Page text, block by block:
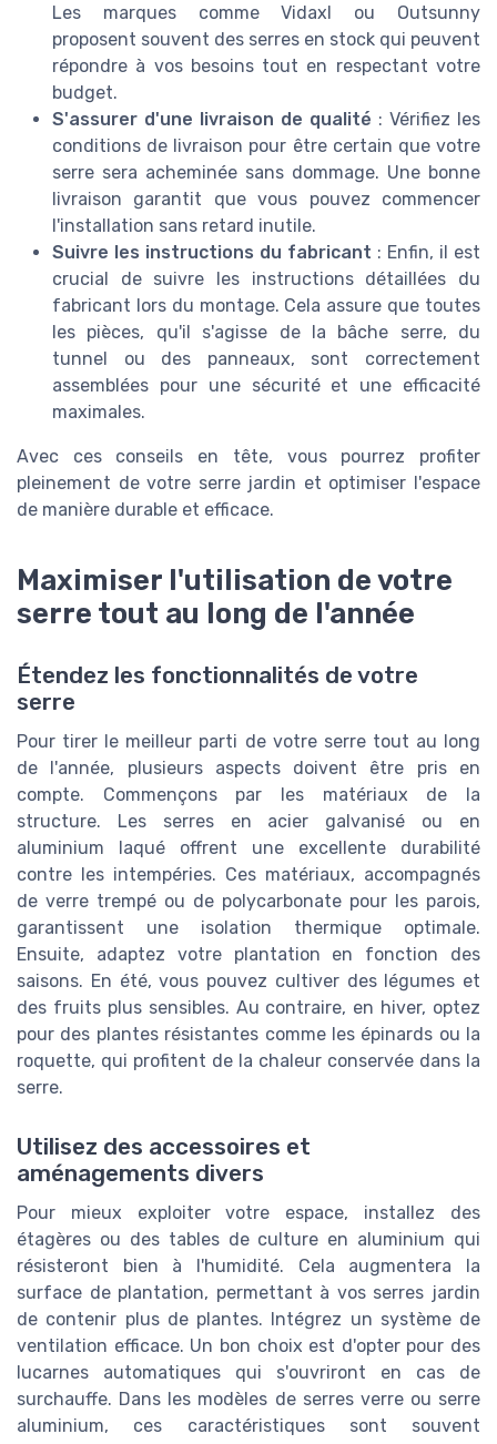
Les marques comme Vidaxl ou Outsunny
proposent souvent des serres en stock qui peuvent
répondre à vos besoins tout en respectant votre
budget.
S'assurer d'une livraison de qualité : Vérifiez les
conditions de livraison pour être certain que votre
serre sera acheminée sans dommage. Une bonne
livraison garantit que vous pouvez commencer
l'installation sans retard inutile.
Suivre les instructions du fabricant : Enfin, il est
crucial de suivre les instructions détaillées du
fabricant lors du montage. Cela assure que toutes
les pièces, qu'il s'agisse de la bâche serre, du
tunnel ou des panneaux, sont correctement
assemblées pour une sécurité et une efficacité
maximales.
Avec ces conseils en tête, vous pourrez profiter
pleinement de votre serre jardin et optimiser l'espace
de manière durable et efficace.
Maximiser l'utilisation de votre
serre tout au long de l'année
Étendez les fonctionnalités de votre
serre
Pour tirer le meilleur parti de votre serre tout au long
de l'année, plusieurs aspects doivent être pris en
compte. Commençons par les matériaux de la
structure. Les serres en acier galvanisé ou en
aluminium laqué offrent une excellente durabilité
contre les intempéries. Ces matériaux, accompagnés
de verre trempé ou de polycarbonate pour les parois,
garantissent une isolation thermique optimale.
Ensuite, adaptez votre plantation en fonction des
saisons. En été, vous pouvez cultiver des légumes et
des fruits plus sensibles. Au contraire, en hiver, optez
pour des plantes résistantes comme les épinards ou la
roquette, qui profitent de la chaleur conservée dans la
serre.
Utilisez des accessoires et
aménagements divers
Pour mieux exploiter votre espace, installez des
étagères ou des tables de culture en aluminium qui
résisteront bien à l'humidité. Cela augmentera la
surface de plantation, permettant à vos serres jardin
de contenir plus de plantes. Intégrez un système de
ventilation efficace. Un bon choix est d'opter pour des
lucarnes automatiques qui s'ouvriront en cas de
surchauffe. Dans les modèles de serres verre ou serre
aluminium, ces caractéristiques sont souvent